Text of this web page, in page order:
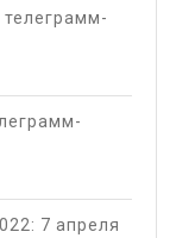
7 апреля